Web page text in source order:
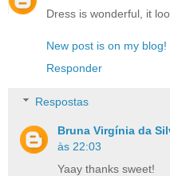
Dress is wonderful, it
New post is on my
Responder
Respostas
Bruna Virgínia da
às 22:03
Yaay thanks sweet!